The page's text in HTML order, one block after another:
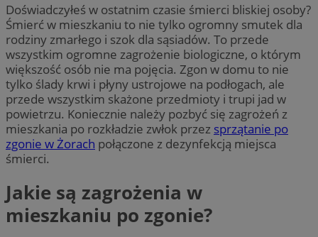
Doświadczyłeś w ostatnim czasie śmierci bliskiej osoby?
Śmierć w mieszkaniu to nie tylko ogromny smutek dla
rodziny zmarłego i szok dla sąsiadów. To przede
wszystkim ogromne zagrożenie biologiczne, o którym
większość osób nie ma pojęcia. Zgon w domu to nie
tylko ślady krwi i płyny ustrojowe na podłogach, ale
przede wszystkim skażone przedmioty i trupi jad w
powietrzu. Koniecznie należy pozbyć się zagrożeń z
mieszkania po rozkładzie zwłok przez sprzątanie po
zgonie w Żorach połączone z dezynfekcją miejsca
śmierci.
Jakie są zagrożenia w
mieszkaniu po zgonie?